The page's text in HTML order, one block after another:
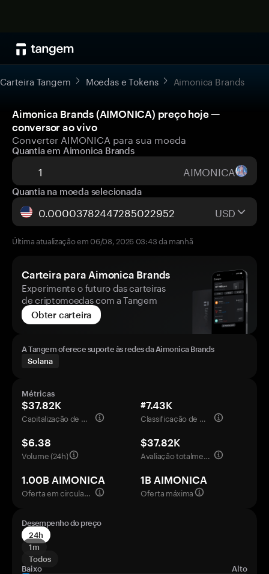
Carteira Tangem Moedas e Tokens Aimonica Brands
Aimonica Brands (AIMONICA) preço hoje —
conversor ao vivo
Converter AIMONICA para sua moeda
Quantia em Aimonica Brands
AIMONICA
Quantia na moeda selecionada
USD
Última atualização em 06/08, 2026 03:43 da manhã
Carteira para Aimonica Brands
Experimente o futuro das carteiras
de criptomoedas com a Tangem
Obter carteira
A Tangem oferece suporte às redes da Aimonica Brands
Solana
Métricas
$37.82K
Capitalização de mercado
#7.43K
Classificação de mercado
$6.38
Volume (24h)
$37.82K
Avaliação totalmente diluída
1.00B AIMONICA
Oferta em circulação
1B AIMONICA
Oferta máxima
Desempenho do preço
24h
1m
Todos
Baixo
Alto